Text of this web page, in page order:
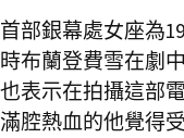
首部銀幕處女座為
時布蘭登費雪在劇
也表示在拍攝這部
滿腔熱血的他覺得